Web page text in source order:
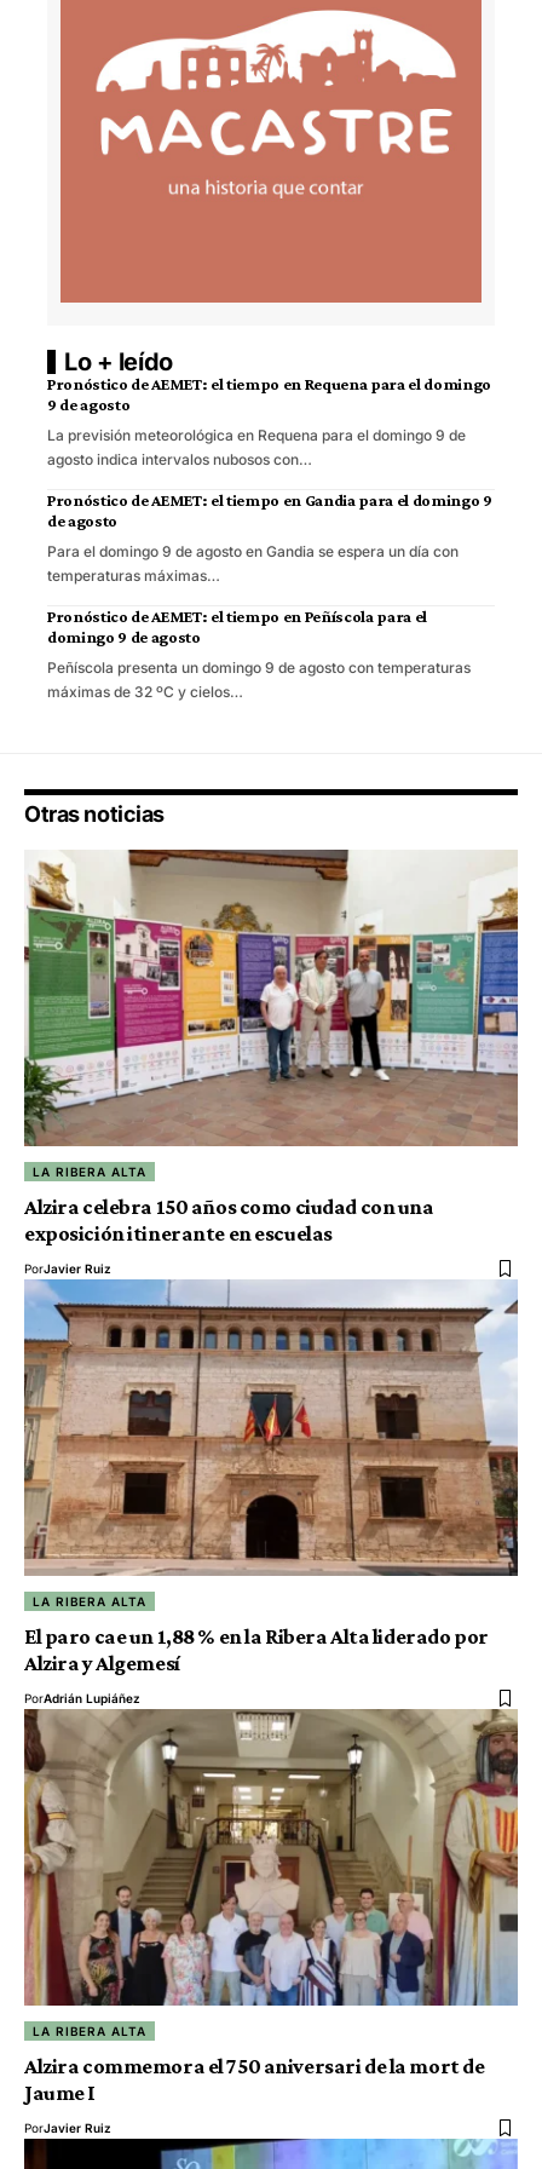
Lo + leído
Pronóstico de AEMET: el tiempo en Requena para el domingo
9 de agosto
La previsión meteorológica en Requena para el domingo 9 de
agosto indica intervalos nubosos con…
Pronóstico de AEMET: el tiempo en Gandia para el domingo 9
de agosto
Para el domingo 9 de agosto en Gandia se espera un día con
temperaturas máximas…
Pronóstico de AEMET: el tiempo en Peñíscola para el
domingo 9 de agosto
Peñíscola presenta un domingo 9 de agosto con temperaturas
máximas de 32 ºC y cielos…
Otras noticias
LA RIBERA ALTA
Alzira celebra 150 años como ciudad con una
exposición itinerante en escuelas
PorJavier Ruiz
LA RIBERA ALTA
El paro cae un 1,88 % en la Ribera Alta liderado por
Alzira y Algemesí
PorAdrián Lupiáñez
LA RIBERA ALTA
Alzira commemora el 750 aniversari de la mort de
Jaume I
PorJavier Ruiz